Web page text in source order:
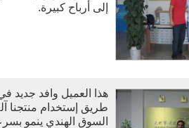
إلى أرباح كبيرة.
هذا العميل وافد جديد
طريق إستخدام منتجنا
السوق الهندي ينمو